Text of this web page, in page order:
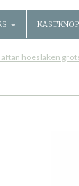
hoeslaken